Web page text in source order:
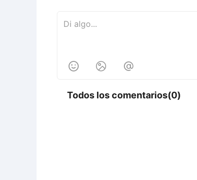
  
Todos los comentarios(0)